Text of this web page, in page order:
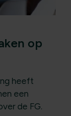
op
heeft
een
de FG.